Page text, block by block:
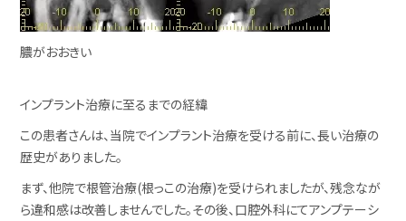
膿がおおきい
インプラント治療に至るまでの経緯
この患者さんは、当院でインプラント治療を受ける前に、長い治療の
歴史がありました。
まず、他院で根管治療(根っこの治療)を受けられましたが、残念なが
ら違和感は改善しませんでした。その後、口腔外科にてアンプテーシ